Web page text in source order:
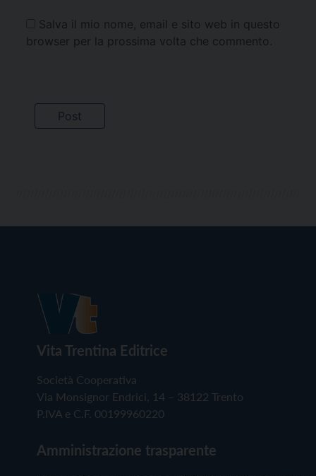
Salva il mio nome, email e sito web in questo
browser per la prossima volta che commento.
Vita Trentina Editrice
Società Cooperativa
Via Monsignor Endrici, 14 – 38122 Trento
P.IVA e C.F. 00199960220
Amministrazione trasparente